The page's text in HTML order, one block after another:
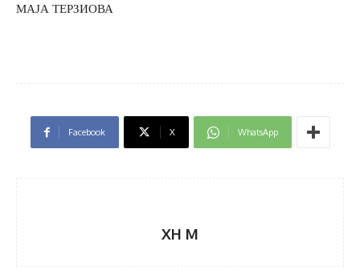
МАЈА ТЕРЗИОВА
Facebook X WhatsApp
XH M